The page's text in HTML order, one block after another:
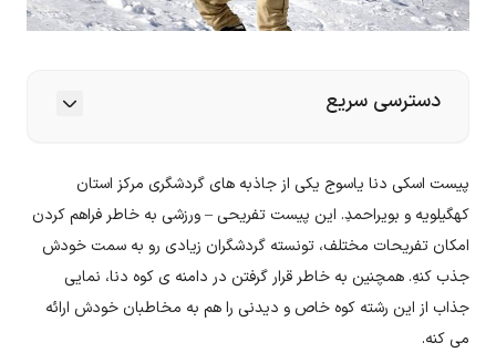
دسترسی سریع
پیست اسکی دنا یاسوج یکی از جاذبه های گردشگری مرکز استان
کهگیلویه و بویراحمدِ. این پیست تفریحی – ورزشی به خاطر فراهم کردن
امکان تفریحات مختلف، تونسته گردشگران زیادی رو به سمت خودش
جذب کنهِ. همچنین به خاطر قرار گرفتن در دامنه ی کوه دنا، نمایی
جذاب از این رشته کوه خاص و دیدنی را هم به مخاطبان خودش ارائه
می کنه.